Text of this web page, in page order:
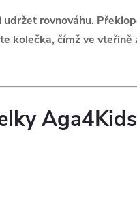
rovnováhu.
kolečka, čímž ve vteřině